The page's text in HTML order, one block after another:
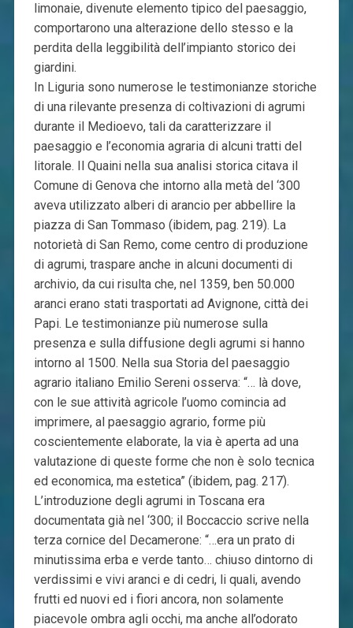
limonaie, divenute elemento tipico del paesaggio,
comportarono una alterazione dello stesso e la
perdita della leggibilità dell’impianto storico dei
giardini.
In Liguria sono numerose le testimonianze storiche
di una rilevante presenza di coltivazioni di agrumi
durante il Medioevo, tali da caratterizzare il
paesaggio e l’economia agraria di alcuni tratti del
litorale. Il Quaini nella sua analisi storica citava il
Comune di Genova che intorno alla metà del ‘300
aveva utilizzato alberi di arancio per abbellire la
piazza di San Tommaso (ibidem, pag. 219). La
notorietà di San Remo, come centro di produzione
di agrumi, traspare anche in alcuni documenti di
archivio, da cui risulta che, nel 1359, ben 50.000
aranci erano stati trasportati ad Avignone, città dei
Papi. Le testimonianze più numerose sulla
presenza e sulla diffusione degli agrumi si hanno
intorno al 1500. Nella sua Storia del paesaggio
agrario italiano Emilio Sereni osserva: “… là dove,
con le sue attività agricole l’uomo comincia ad
imprimere, al paesaggio agrario, forme più
coscientemente elaborate, la via è aperta ad una
valutazione di queste forme che non è solo tecnica
ed economica, ma estetica” (ibidem, pag. 217).
L’introduzione degli agrumi in Toscana era
documentata già nel ‘300; il Boccaccio scrive nella
terza cornice del Decamerone: “…era un prato di
minutissima erba e verde tanto… chiuso dintorno di
verdissimi e vivi aranci e di cedri, li quali, avendo
frutti ed nuovi ed i fiori ancora, non solamente
piacevole ombra agli occhi, ma anche all’odorato